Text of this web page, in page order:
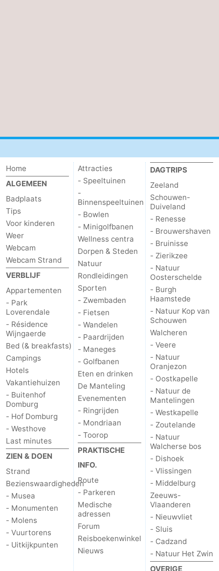
Home
ALGEMEEN
Badplaats
Tips
Voor kinderen
Weer
Webcam
Webcam Strand
VERBLIJF
Appartementen
- Park
Loverendale
- Résidence
Wijngaerde
Bed (& breakfasts)
Campings
Hotels
Vakantiehuizen
- Buitenhof
Domburg
- Hof Domburg
- Westhove
Last minutes
ZIEN & DOEN
Strand
Bezienswaardigheden
- Musea
- Monumenten
- Molens
- Vuurtorens
- Uitkijkpunten
Attracties
- Speeltuinen
-
Binnenspeeltuinen
- Bowlen
- Minigolfbanen
Wellness centra
Dorpen & Steden
Natuur
Rondleidingen
Sporten
- Zwembaden
- Fietsen
- Wandelen
- Paardrijden
- Maneges
- Golfbanen
Eten en drinken
De Manteling
Evenementen
- Ringrijden
- Mondriaan
- Toorop
PRAKTISCHE
INFO.
Route
- Parkeren
Medische
adressen
Forum
Reisboekenwinkel
Nieuws
DAGTRIPS
Zeeland
Schouwen-
Duiveland
- Renesse
- Brouwershaven
- Bruinisse
- Zierikzee
- Natuur
Oosterschelde
- Burgh
Haamstede
- Natuur Kop van
Schouwen
Walcheren
- Veere
- Natuur
Oranjezon
- Oostkapelle
- Natuur de
Mantelingen
- Westkapelle
- Zoutelande
- Natuur
Walcherse bos
- Dishoek
- Vlissingen
- Middelburg
Zeeuws-
Vlaanderen
- Nieuwvliet
- Sluis
- Cadzand
- Natuur Het Zwin
OVERIGE